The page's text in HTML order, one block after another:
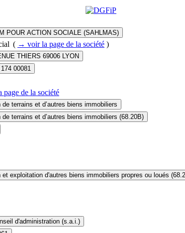
POUR ACTION SOCIALE (SAHLMAS)
( → voir la page de la société )
THIERS 69006 LYON
00081
page de la société
de terrains et d’autres biens immobiliers
de terrains et d’autres biens immobiliers (68.20B)
et exploitation d'autres biens immobiliers propres ou loués
d'administration (s.a.i.)